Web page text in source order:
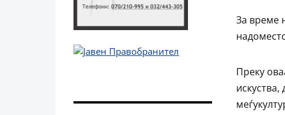
За време
Преку